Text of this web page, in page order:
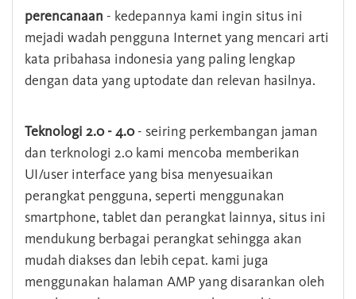
perencanaan - kedepannya kami ingin situs ini
mejadi wadah pengguna Internet yang mencari arti
kata pribahasa indonesia yang paling lengkap
dengan data yang uptodate dan relevan hasilnya.
Teknologi 2.0 - 4.0- seiring perkembangan jaman
dan terknologi 2.0 kami mencoba memberikan
UI/user interface yang bisa menyesuaikan
perangkat pengguna, seperti menggunakan
smartphone, tablet dan perangkat lainnya, situs ini
mendukung berbagai perangkat sehingga akan
mudah diakses dan lebih cepat. kami juga
menggunakan halaman AMP yang disarankan oleh